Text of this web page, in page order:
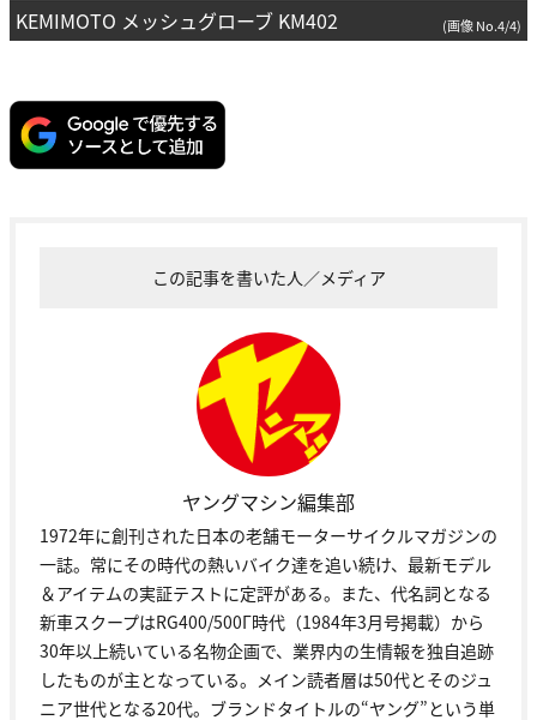
KEMIMOTO メッシュグローブ KM402 (画像 No.4/4)
この記事を書いた人／メディア
ヤングマシン編集部
1972年に創刊された日本の老舗モーターサイクルマガジンの
一誌。常にその時代の熱いバイク達を追い続け、最新モデル
＆アイテムの実証テストに定評がある。また、代名詞となる
新車スクープはRG400/500Γ時代（1984年3月号掲載）から
30年以上続いている名物企画で、業界内の生情報を独自追跡
したものが主となっている。メイン読者層は50代とそのジュ
ニア世代となる20代。ブランドタイトルの“ヤング”という単